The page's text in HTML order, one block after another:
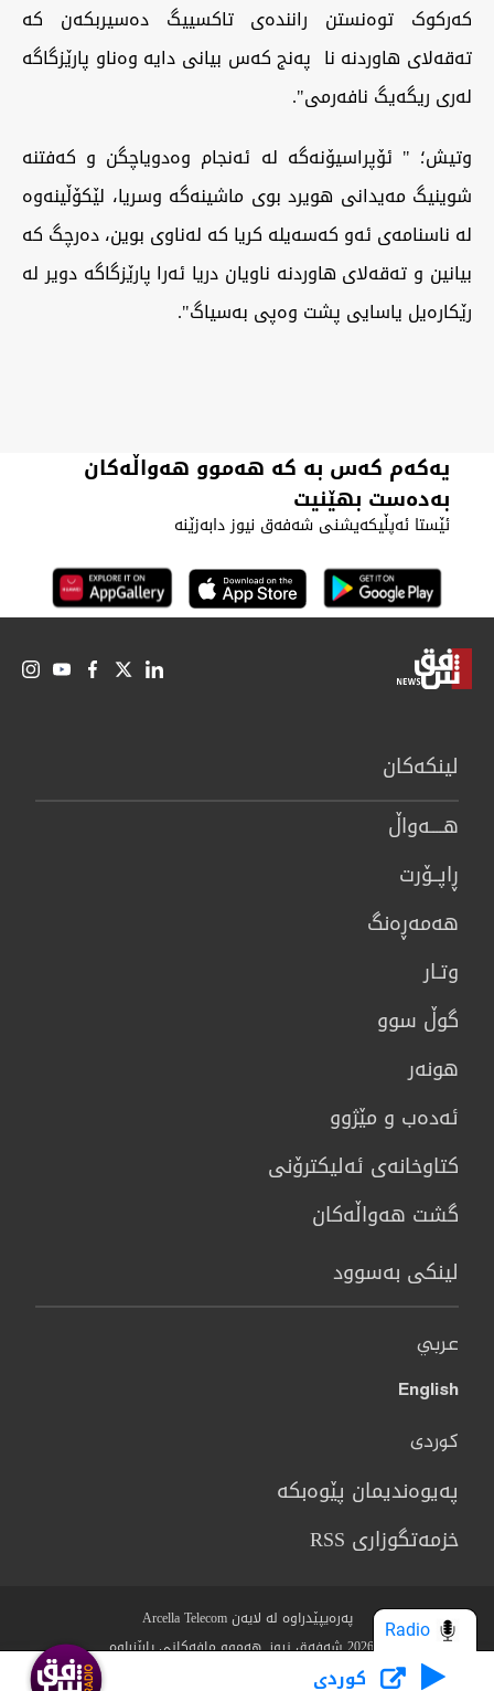
کەرکوک توەنستن رانندەی تاکسییگ دەسیربکەن کە
تەقەلای هاوردنە نا پەنج کەس بیانی دایە وەناو پارێزگاگە
لەری ریگەیگ نافەرمی".
‏وتیش؛ " ئۆپراسیۆنەگە لە ئەنجام وەدویاچگن و کەفتنە
شوینیگ مەیدانی هویرد بوی ماشینەگە وسریا، لێکۆڵینەوە
لە ناسنامەی ئەو کەسەیلە کریا کە لەناوی بوین، دەرچگ کە
بیانین و تەقەلای هاوردنە ناویان دریا ئەرا پارێزگاگە دویر لە
رێکارەیل یاسایی پشت وەپی بەسیاگ".
یەکەم کەس بە کە هەموو هەواڵەکان
بەدەست بهێنیت
ئێستا ئەپڵیکەیشنی شەفەق نیوز دابەزێنە
لینكەكان
هــــه‌واڵ
ڕاپــۆرت
هه‌مه‌ڕه‌نگ
وتـار
گوڵ سوو
هونه‌ر
ئەدەب و مێژوو
كتاوخانه‌ی ئه‌ليكترۆنی
گشت هەواڵەکان
لینکی بەسوود
عربي
English
کوردی
پەیوەندیمان پێوەبکە
خزمەتگوزاری RSS
پەرەیپێدراوە لە لایەن Arcella Telecom
Who we Are?
مەرج و رێساکان سیاسەتی پاراستنی نهێنی كوردى
Radio